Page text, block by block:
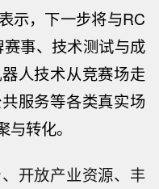
示，下一步将与RC
事、技术测试与成
人技术从竞赛场走
服务等各类真实场
转化。
开放产业资源、丰